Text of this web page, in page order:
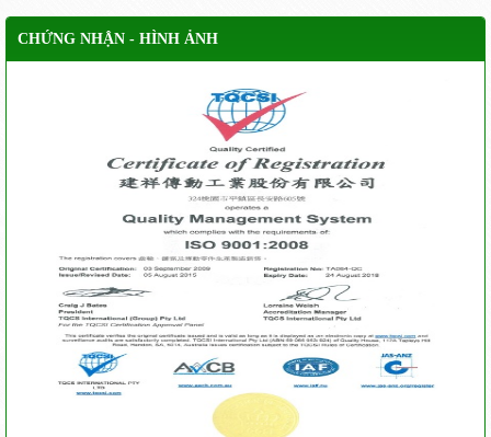
CHỨNG NHẬN - HÌNH ẢNH